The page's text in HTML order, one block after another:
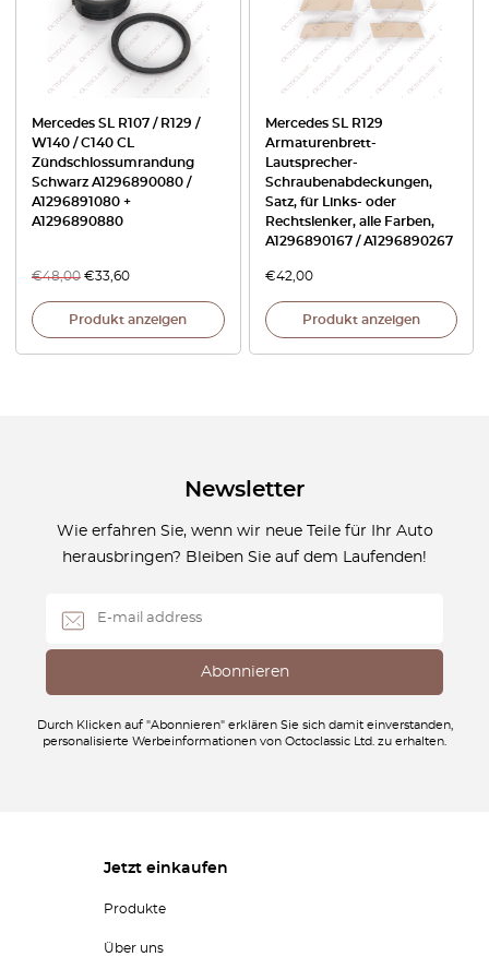
Mercedes SL R107 / R129 /
W140 / C140 CL
Zündschlossumrandung
Schwarz A1296890080 /
A1296891080 +
A1296890880
€48,00 €33,60
Produkt anzeigen
Mercedes SL R129
Armaturenbrett-
Lautsprecher-
Schraubenabdeckungen,
Satz, für Links- oder
Rechtslenker, alle Farben,
A1296890167 / A1296890267
€42,00
Produkt anzeigen
Newsletter
Wie erfahren Sie, wenn wir neue Teile für Ihr Auto
herausbringen? Bleiben Sie auf dem Laufenden!
Durch Klicken auf "Abonnieren" erklären Sie sich damit einverstanden,
personalisierte Werbeinformationen von Octoclassic Ltd. zu erhalten.
Jetzt einkaufen
Produkte
Über uns